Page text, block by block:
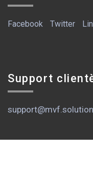
Facebook Twitter
Support